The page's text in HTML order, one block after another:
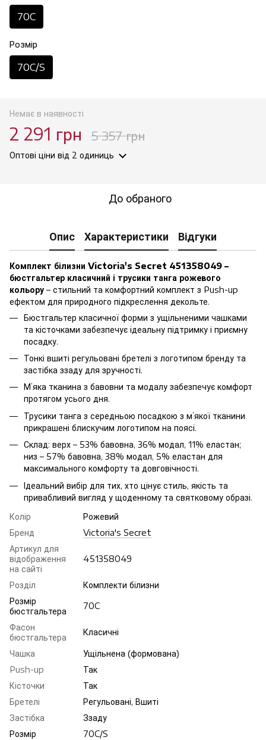
70C
Розмір
70C/S
Немає в наявності
2 291 грн 5 357 грн
Оптові ціни від 2 одиниць
До обраного
Опис Характеристики Відгуки
Комплект білизни Victoria's Secret 451358049 –
бюстгальтер класичний і трусики танга рожевого
кольору – стильний та комфортний комплект з Push-up
ефектом для природного підкреслення декольте.
Бюстгальтер класичної форми з ущільненими чашками
та кісточками забезпечує ідеальну підтримку і приємну
посадку.
Тонкі вшиті регульовані бретелі з логотипом бренду та
застібка ззаду для зручності.
М’яка тканина з бавовни та модалу забезпечує комфорт
протягом усього дня.
Трусики танга з середньою посадкою з м’якої тканини
прикрашені блискучим логотипом на поясі.
Склад: верх – 53% бавовна, 36% модал, 11% еластан;
низ – 57% бавовна, 38% модал, 5% еластан для
максимального комфорту та довговічності.
Ідеальний вибір для тих, хто цінує стиль, якість та
привабливий вигляд у щоденному та святковому образі.
Колір
Рожевий
Бренд
Victoria's Secret
Артикул для
відображення
на сайті
451358049
Розділ
Комплекти білизни
Розмір
бюстгальтера
70C
Фасон
бюстгальтера
Класичні
Чашка
Ущільнена (формована)
Push-up
Так
Кісточки
Так
Бретелі
Регульовані, Вшиті
Застібка
Ззаду
Розмір
70C/S